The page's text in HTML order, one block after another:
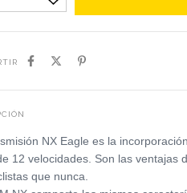
NX Eagle es la
12 velocidades. Son las ventajas
que nunca.